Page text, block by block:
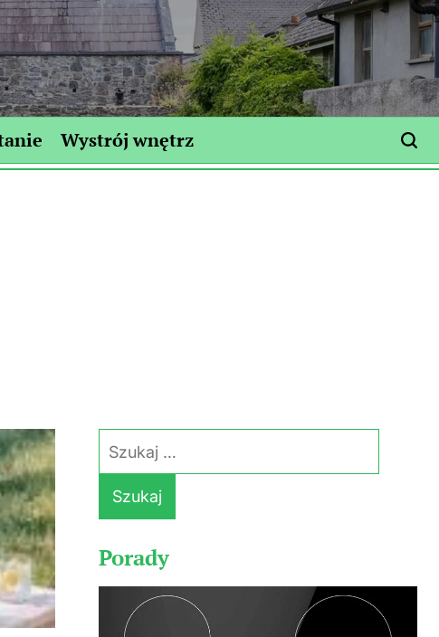
Wystrój wnętrz
Szukaj:
Porady